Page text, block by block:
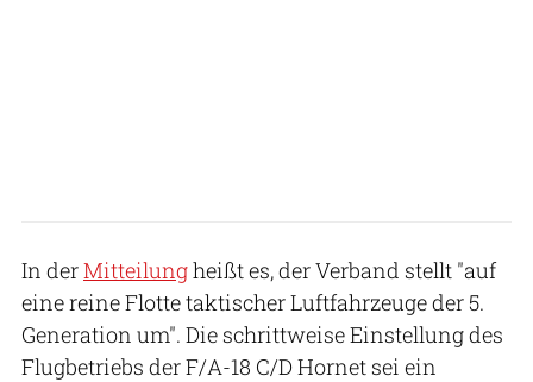
In derMitteilungheißt es, der Verband stellt "auf
eine reine Flotte taktischer Luftfahrzeuge der 5.
Generation um". Die schrittweise Einstellung des
Flugbetriebs der F/A-18 C/D Hornet sei ein